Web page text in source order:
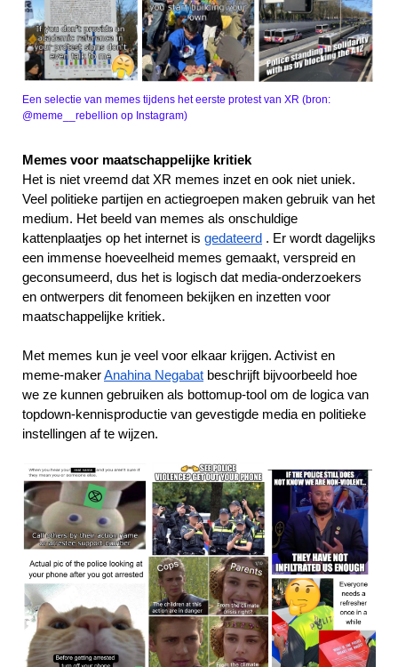
Een selectie van memes tijdens het eerste protest van XR (bron:
@meme__rebellion op Instagram)
Memes voor maatschappelijke kritiek
Het is niet vreemd dat XR memes inzet en ook niet uniek.
Veel politieke partijen en actiegroepen maken gebruik van het
medium. Het beeld van memes als onschuldige
kattenplaatjes op het internet is gedateerd . Er wordt dagelijks
een immense hoeveelheid memes gemaakt, verspreid en
geconsumeerd, dus het is logisch dat media-onderzoekers
en ontwerpers dit fenomeen bekijken en inzetten voor
maatschappelijke kritiek.
Met memes kun je veel voor elkaar krijgen. Activist en
meme-makerAnahina Negabat beschrijft bijvoorbeeld hoe
we ze kunnen gebruiken als bottomup-tool om de logica van
topdown-kennisproductie van gevestigde media en politieke
instellingen af te wijzen.